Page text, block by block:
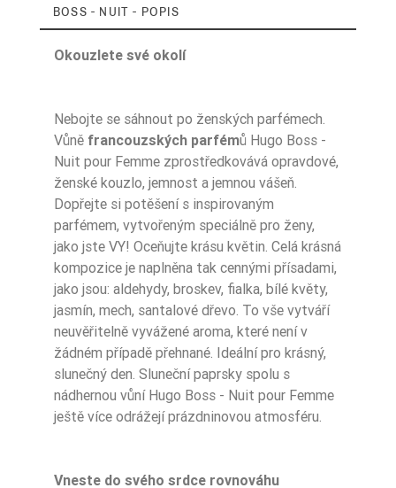
BOSS - NUIT - POPIS
Okouzlete své okolí
Nebojte se sáhnout po ženských parfémech.
Vůně francouzských parfémů Hugo Boss -
Nuit pour Femme zprostředkovává opravdové,
ženské kouzlo, jemnost a jemnou vášeň.
Dopřejte si potěšení s inspirovaným
parfémem, vytvořeným speciálně pro ženy,
jako jste VY! Oceňujte krásu květin. Celá krásná
kompozice je naplněna tak cennými přísadami,
jako jsou: aldehydy, broskev, fialka, bílé květy,
jasmín, mech, santalové dřevo. To vše vytváří
neuvěřitelně vyvážené aroma, které není v
žádném případě přehnané. Ideální pro krásný,
slunečný den. Sluneční paprsky spolu s
nádhernou vůní Hugo Boss - Nuit pour Femme
ještě více odrážejí prázdninovou atmosféru.
Vneste do svého srdce rovnováhu
Ean13 5906826253130